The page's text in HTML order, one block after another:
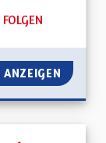
50 FOLLOWER
FOLGEN
ROULER SUR DES
ANZEIGEN